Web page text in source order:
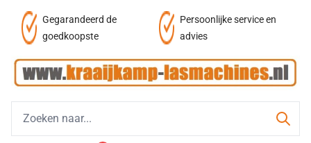
Gegarandeerd de
goedkoopste
Persoonlijke service en
advies